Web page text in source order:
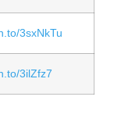
3sxNkTu
3ilZfz7